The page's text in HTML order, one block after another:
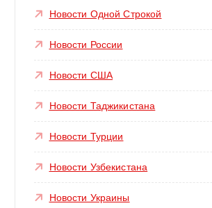
Новости Одной Строкой
Новости России
Новости США
Новости Таджикистана
Новости Турции
Новости Узбекистана
Новости Украины